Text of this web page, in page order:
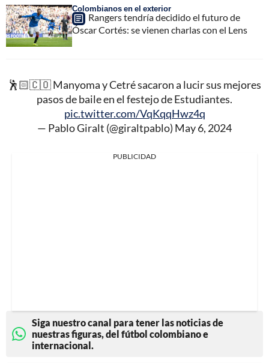
Colombianos en el exterior
Rangers tendría decidido el futuro de
Óscar Cortés: se vienen charlas con el Lens
🕺🏻🇨🇴 Manyoma y Cetré sacaron a lucir sus mejores
pasos de baile en el festejo de Estudiantes.
pic.twitter.com/VqKqqHwz4q
— Pablo Giralt (@giraltpablo) May 6, 2024
PUBLICIDAD
Siga nuestro canal para tener las noticias de
nuestras figuras, del fútbol colombiano e
internacional.